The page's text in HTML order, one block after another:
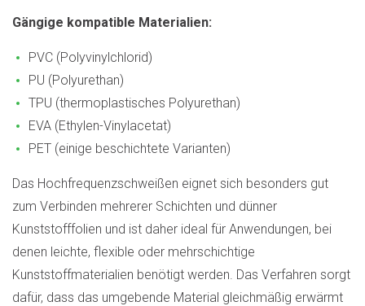
Gängige kompatible Materialien:
PVC (Polyvinylchlorid)
PU (Polyurethan)
TPU (thermoplastisches Polyurethan)
EVA (Ethylen-Vinylacetat)
PET (einige beschichtete Varianten)
Das Hochfrequenzschweißen eignet sich besonders gut
zum Verbinden mehrerer Schichten und dünner
Kunststofffolien und ist daher ideal für Anwendungen, bei
denen leichte, flexible oder mehrschichtige
Kunststoffmaterialien benötigt werden. Das Verfahren sorgt
dafür, dass das umgebende Material gleichmäßig erwärmt